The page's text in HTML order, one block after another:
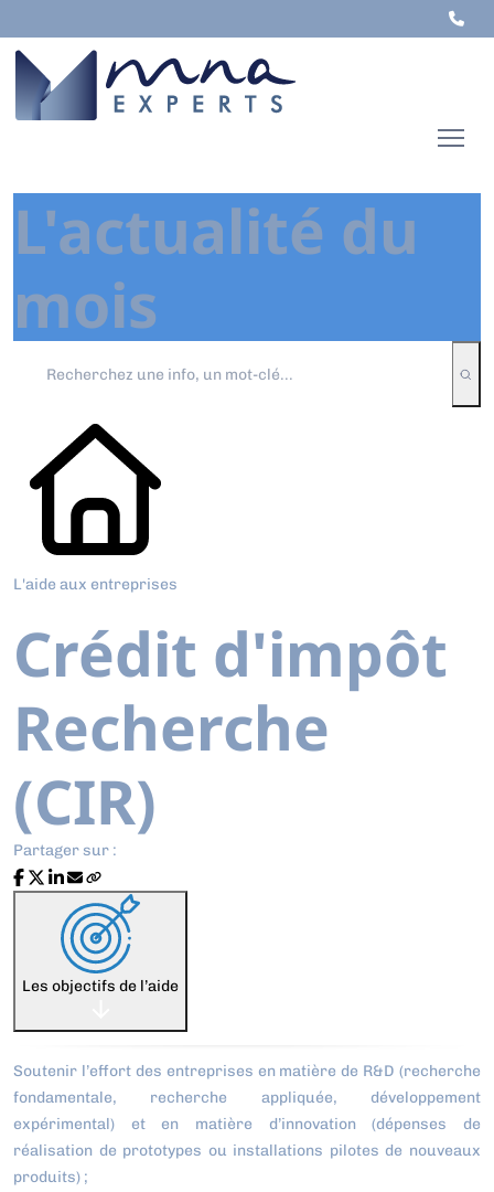
L'actualité du
mois
L'aide aux entreprises
Crédit d'impôt
Recherche
(CIR)
Partager sur :
Les objectifs de l’aide
Soutenir l’effort des entreprises en matière de R&D (recherche
fondamentale, recherche appliquée, développement
expérimental) et en matière d’innovation (dépenses de
réalisation de prototypes ou installations pilotes de nouveaux
produits) ;